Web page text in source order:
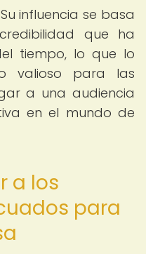
influencia se basa
que ha
tiempo, lo que lo
valioso para las
a una audiencia
en el mundo de
a los
para